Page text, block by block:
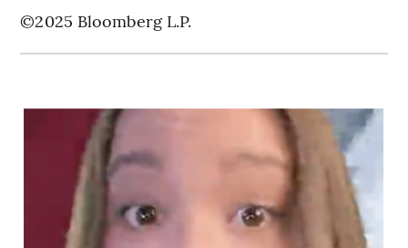
©2025 Bloomberg L.P.